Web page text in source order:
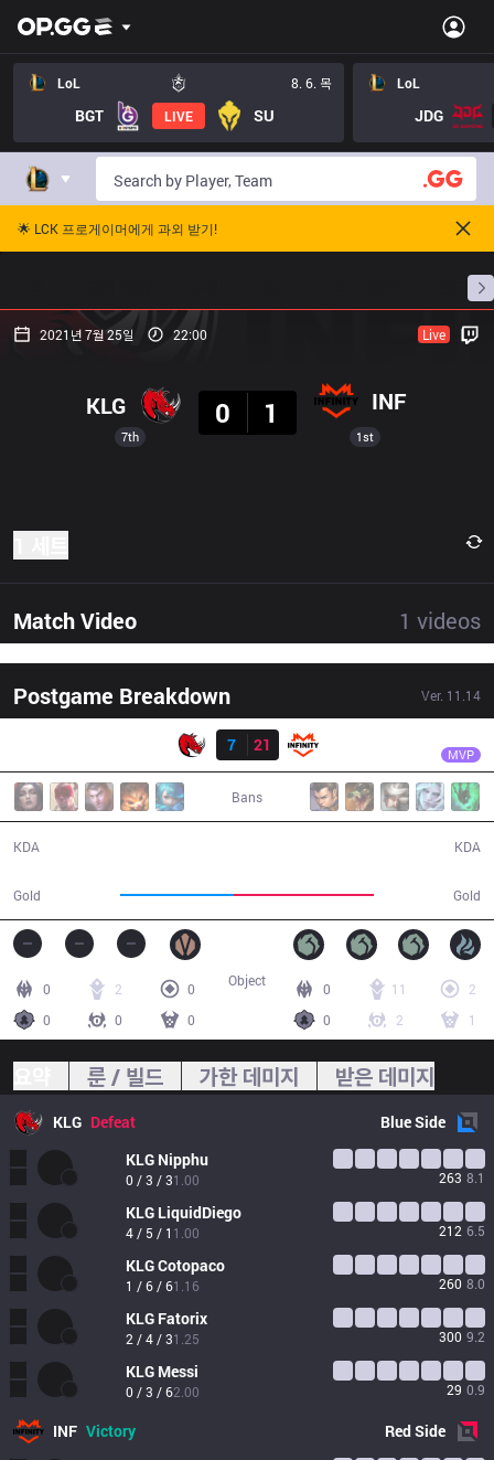
LoL 8. 6. 목
BGT LIVE SU
LoL
JDG
🌟 LCK 프로게이머에게 과외 받기!
프로빌
2021년 7월 25일 22:00 Live
7th
KLG
0
1 INF
1st
Match Video 1 videos
Postgame Breakdown Ver. 11.14
7
21 MVP
Bans
KDA
Gold Gold
KDA
0 2
0
0
0 0
0 11
2
0
2 1
Object
룬 / 빌드 가한 데미지 받은 데미지
KLG Defeat BlueSide
KLG Nipphu
0 / 3 / 31.00 263 8.1
KLG LiquidDiego
4 / 5 / 1 1.00 212 6.5
KLGCotopaco
1 / 6 / 61.16 260 8.0
KLG Fatorix
2 / 4 / 31.25 300 9.2
KLG Messi
0 / 3 / 62.00 29 0.9
INF Victory RedSide